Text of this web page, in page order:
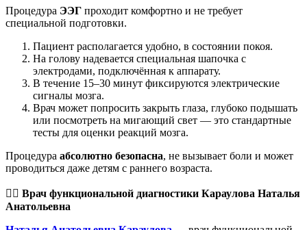
Процедура ЭЭГ проходит комфортно и не требует
специальной подготовки.
Пациент располагается удобно, в состоянии покоя.
На голову надевается специальная шапочка с
электродами, подключённая к аппарату.
В течение 15–30 минут фиксируются электрические
сигналы мозга.
Врач может попросить закрыть глаза, глубоко подышать
или посмотреть на мигающий свет — это стандартные
тесты для оценки реакций мозга.
Процедура абсолютно безопасна, не вызывает боли и может
проводиться даже детям с раннего возраста.
👩‍ ⚕️ Врач функциональной диагностики Караулова Наталья
Анатольевна